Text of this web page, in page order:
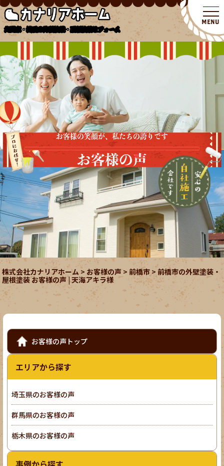
北関東・埼玉の外壁塗装・屋根塗装リフォーム
お客様の笑顔が、私たちの誇りです
お客様の声
株式会社カナリアホーム > お客様の声> 前橋市 > 前橋市の外壁塗装・
屋根塗装 お客様の声 | 天海アキラ様
お客様の声トップ
エリアから探す
埼玉県のお客様の声
群馬県のお客様の声
栃木県のお客様の声